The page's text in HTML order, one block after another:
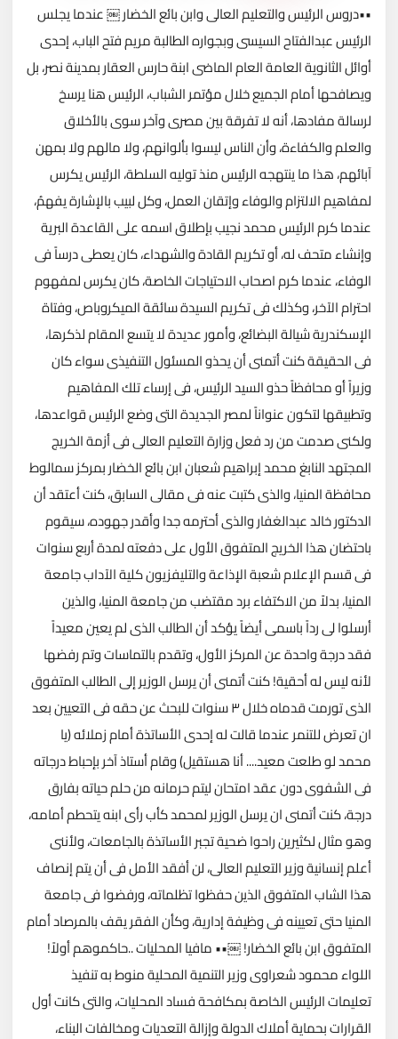
••دروس الرئيس والتعليم العالى وابن بائع الخضار ￼ عندما يجلس
الرئيس عبدالفتاح السيسى وبجواره الطالبة مريم فتح الباب، إحدى
أوائل الثانوية العامة العام الماضى ابنة حارس العقار بمدينة نصر، بل
ويصافحها أمام الجميع خلال مؤتمر الشباب، الرئيس هنا يرسخ
لرسالة مفادها، أنه لا تفرقة بين مصرى وآخر سوى بالأخلاق
والعلم والكفاءة، وأن الناس ليسوا بألوانهم، ولا مالهم ولا بمهن
آبائهم، هذا ما ينتهجه الرئيس منذ توليه السلطة، الرئيس يكرس
لمفاهيم الالتزام والوفاء وإتقان العمل، وكل لبيب بالإشارة يفهمُ،
عندما كرم الرئيس محمد نجيب بإطلاق اسمه على القاعدة البرية
وإنشاء متحف له، أو تكريم القادة والشهداء، كان يعطى درساً فى
الوفاء، عندما كرم اصحاب الاحتياجات الخاصة، كان يكرس لمفهوم
احترام الآخر، وكذلك فى تكريم السيدة سائقة الميكروباص، وفتاة
الإسكندرية شيالة البضائع، وأمور عديدة لا يتسع المقام لذكرها،
فى الحقيقة كنت أتمنى أن يحذو المسئول التنفيذى سواء كان
وزيراً أو محافظاً حذو السيد الرئيس،فى إرساء تلك المفاهيم
وتطبيقها لتكون عنواناً لمصر الجديدة التى وضع الرئيس قواعدها،
ولكنى صدمت من رد فعل وزارة التعليم العالى فى أزمة الخريج
المجتهد النابغ محمد إبراهيم شعبان ابن بائع الخضار بمركز سمالوط
محافظة المنيا، والذى كتبت عنه فى مقالى السابق، كنت أعتقد أن
الدكتور خالد عبدالغفار والذى أحترمه جدا وأقدر جهوده، سيقوم
باحتضان هذا الخريج المتفوق الأول على دفعته لمدة أربع سنوات
فى قسم الإعلام شعبة الإذاعة والتليفزيون كلية الآداب جامعة
المنيا، بدلاً من الاكتفاء برد مقتضب من جامعة المنيا، والذين
أرسلوا لى رداً باسمى أيضاً يؤكد أن الطالب الذى لم يعين معيداً
فقد درجة واحدة عن المركز الأول، وتقدم بالتماسات وتم رفضها
لأنه ليس له أحقية! كنت أتمنى أن يرسل الوزير إلى الطالب المتفوق
الذى تورمت قدماه خلال ٣ سنوات للبحث عن حقه فى التعيين بعد
ان تعرض للتنمر عندما قالت له إحدى الأساتذة أمام زملائه (يا
محمد لو طلعت معيد.... أنا هستقيل) وقام أستاذ آخر بإحباط درجاته
فى الشفوى دون عقد امتحان ليتم حرمانه من حلم حياته بفارق
درجة، كنت أتمنى ان يرسل الوزير لمحمد كأب رأى ابنه يتحطم أمامه،
وهو مثال لكثيرين راحوا ضحية تجبر الأساتذة بالجامعات، ولأننى
أعلم إنسانية وزير التعليم العالى، لن أفقد الأمل فى أن يتم إنصاف
هذا الشاب المتفوق الذين حفظوا تظلماته، ورفضوا فى جامعة
المنيا حتى تعيينه فى وظيفة إدارية، وكأن الفقر يقف بالمرصاد أمام
المتفوق ابن بائع الخضار! ￼•• مافيا المحليات ..حاكموهم أولاً!
اللواء محمود شعراوى وزير التنمية المحلية منوط به تنفيذ
تعليمات الرئيس الخاصة بمكافحة فساد المحليات، والتى كانت أول
القرارات بحماية أملاك الدولة وإزالة التعديات ومخالفات البناء،